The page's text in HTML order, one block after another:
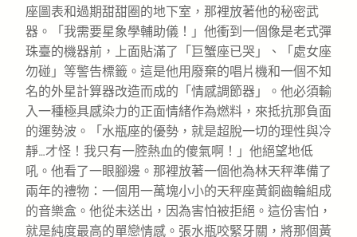
座圖表和過期甜甜圈的地下室，那裡放著他的秘密武
器。「我需要星象學輔助儀！」他衝到一個像是老式彈
珠臺的機器前，上面貼滿了「巨蟹座已哭」、「處女座
勿碰」等警告標籤。這是他用廢棄的唱片機和一個不知
名的外星計算器改造而成的「情感調節器」。他必須輸
入一種極具感染力的正面情緒作為燃料，來抵抗那負面
的運勢波。「水瓶座的優勢，就是超脫一切的理性與冷
靜…才怪！我只有一腔熱血的傻氣啊！」他絕望地低
吼。他看了一眼腳邊。那裡放著一個他為林天秤準備了
兩年的禮物：一個用一萬塊小小的天秤座黃銅齒輪組成
的音樂盒。他從未送出，因為害怕被拒絕。這份害怕，
就是純度最高的單戀情感。張水瓶咬緊牙關，將那個黃